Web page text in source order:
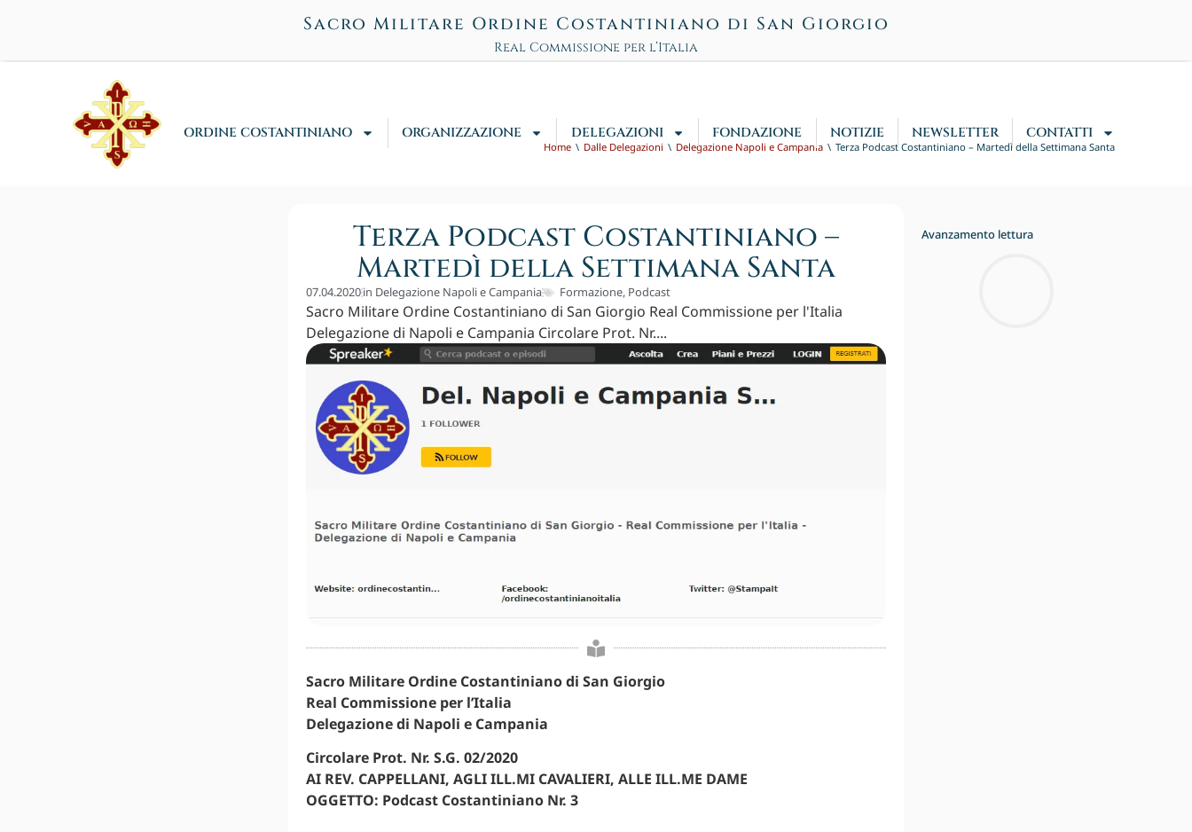
Sacro Militare Ordine Costantiniano di San Giorgio
Real Commissione per l’Italia
ORDINE COSTANTINIANO ORGANIZZAZIONE DELEGAZIONI FONDAZIONE NOTIZIE NEWSLETTER CONTATTI
Home Dalle Delegazioni Delegazione Napoli e Campania Terza Podcast Costantiniano – Martedì della Settimana Santa
Terza Podcast Costantiniano –
Martedì della Settimana Santa
07.04.2020in Delegazione Napoli e Campania Formazione, Podcast
Sacro Militare Ordine Costantiniano di San Giorgio Real Commissione per l'Italia
Delegazione di Napoli e Campania Circolare Prot. Nr....
Sacro Militare Ordine Costantiniano di San Giorgio
Real Commissione per l’Italia
Delegazione di Napoli e Campania
Circolare Prot. Nr. S.G. 02/2020
AI REV. CAPPELLANI, AGLI ILL.MI CAVALIERI, ALLE ILL.ME DAME
OGGETTO: Podcast Costantiniano Nr. 3
Avanzamento lettura